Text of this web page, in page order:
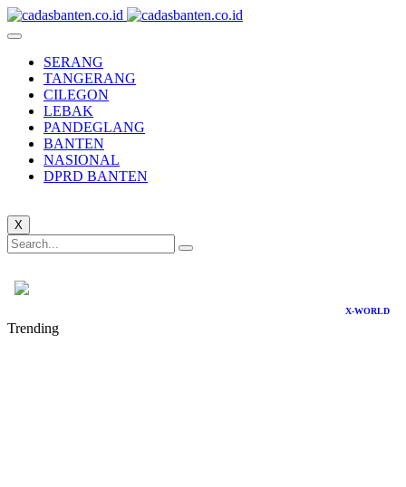
SERANG
TANGERANG
CILEGON
LEBAK
PANDEGLANG
BANTEN
NASIONAL
DPRD BANTEN
X
X-WORLD
Trending